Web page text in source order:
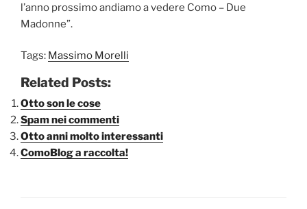
l’anno prossimo andiamo a vedere Como – Due
Madonne”.
Tags: Massimo Morelli
Related Posts:
Otto son le cose
Spam nei commenti
Otto anni molto interessanti
ComoBlog a raccolta!